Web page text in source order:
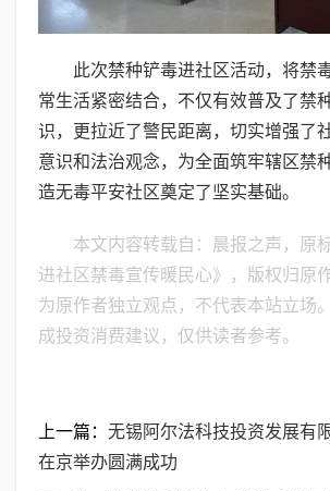
此次禁种铲毒进社区活动，将禁
常生活紧密结合，不仅有效普及了禁
识，更拉近了警民距离，切实增强了
意识和法治观念，为全面筑牢辖区禁
造无毒平安社区奠定了坚实基础。
本文内容转载自：晨报之声，原
进社区禁毒宣传暖民心》，版权归原
为原作者独立观点，不代表本站立场
成投资消费建议，仅供读者参考。
上一篇： 无锡阿尔法科技投资发展有
在京举办圆满成功